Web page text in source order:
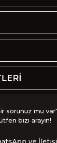
sorunuz mu
bizi arayın!